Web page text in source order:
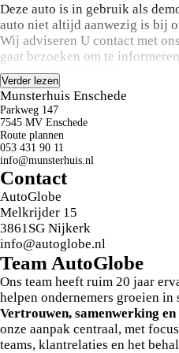
Deze auto is in gebruik als
auto niet altijd aanwezig is bij
Wij adviseren U contact met
gaat bezoeken om te
vestiging aanwezig is.
Bovenstaande kilometerstand
kilometerstand in verband met
auto.
Vraag onze verkoopadviseurs
en beschikbaarheid van deze
Verder lezen
Munsterhuis Enschede
Parkweg 147
7545 MV Enschede
Route plannen
053 431 90 11
info@munsterhuis.nl
Contact
AutoGlobe
Melkrijder 15
3861SG Nijkerk
info@autoglobe.nl
Team AutoGlobe
Ons team heeft ruim 20 jaar
helpen ondernemers groeien in
Vertrouwen, samenwerking
onze aanpak centraal, met
teams, klantrelaties en het